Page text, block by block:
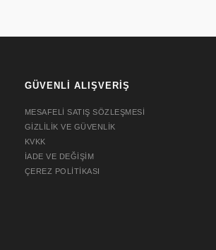
GÜVENLİ ALIŞVERİŞ
MESAFELİ SATIŞ SÖZLEŞMESİ
GİZLİLİK VE GÜVENLİK
KVKK
İADE VE DEĞİŞİM
ÇEREZ POLİTİKASI